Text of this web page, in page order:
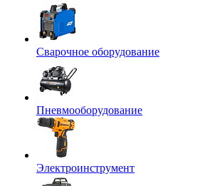
Сварочное оборудование
Пневмооборудование
Электроинструмент